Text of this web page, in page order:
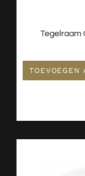
Tegelraam
TOEVOEGEN